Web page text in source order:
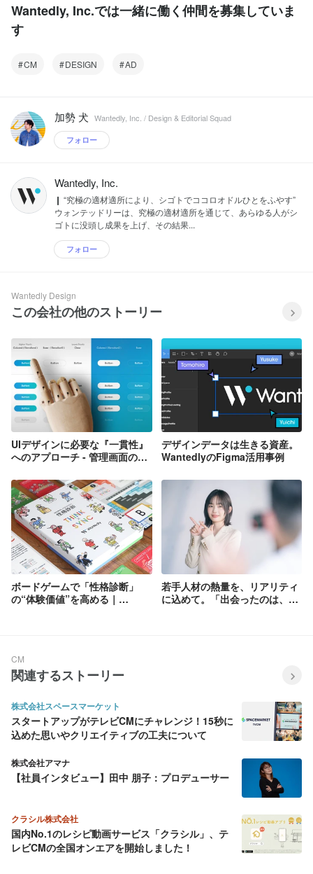
Wantedly, Inc.では一緒に働く仲間を募集していま
す
CM DESIGN AD
加勢 犬 Wantedly, Inc. / Design & Editorial Squad
フォロー
Wantedly, Inc.
❙ “究極の適材適所により、シゴトでココロオドルひとをふやす”
ウォンテッドリーは、究極の適材適所を通じて、あらゆる人がシ
ゴトに没頭し成果を上げ、その結果...
フォロー
Wantedly Design
この会社の他のストーリー
UIデザインに必要な『一貫性』
へのアプローチ - 管理画面のア
デザインデータは生きる資産。
WantedlyのFigma活用事例
ボードゲームで「性格診断」
の“体験価値”を高める｜
若手人材の熱量を、リアリティ
に込めて。「出会ったのは、
CM
関連するストーリー
株式会社スペースマーケット
スタートアップがテレビCMにチャレンジ！15秒に
込めた思いやクリエイティブの工夫について
株式会社アマナ
【社員インタビュー】田中 朋子：プロデューサー
クラシル株式会社
国内No.1のレシピ動画サービス「クラシル」、テ
レビCMの全国オンエアを開始しました！